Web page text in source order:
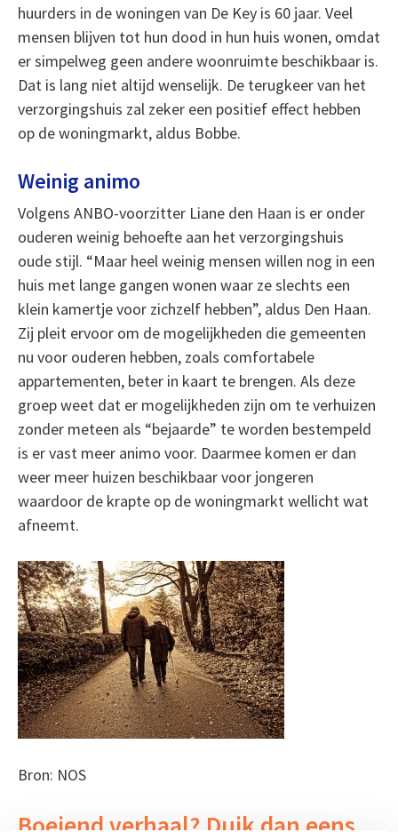
huurders in de woningen van De Key is 60 jaar. Veel
mensen blijven tot hun dood in hun huis wonen, omdat
er simpelweg geen andere woonruimte beschikbaar is.
Dat is lang niet altijd wenselijk. De terugkeer van het
verzorgingshuis zal zeker een positief effect hebben
op de woningmarkt, aldus Bobbe.
Weinig animo
Volgens ANBO-voorzitter Liane den Haan is er onder
ouderen weinig behoefte aan het verzorgingshuis
oude stijl. “Maar heel weinig mensen willen nog in een
huis met lange gangen wonen waar ze slechts een
klein kamertje voor zichzelf hebben”, aldus Den Haan.
Zij pleit ervoor om de mogelijkheden die gemeenten
nu voor ouderen hebben, zoals comfortabele
appartementen, beter in kaart te brengen. Als deze
groep weet dat er mogelijkheden zijn om te verhuizen
zonder meteen als “bejaarde” te worden bestempeld
is er vast meer animo voor. Daarmee komen er dan
weer meer huizen beschikbaar voor jongeren
waardoor de krapte op de woningmarkt wellicht wat
afneemt.
Bron: NOS
Boeiend verhaal? Duik dan eens